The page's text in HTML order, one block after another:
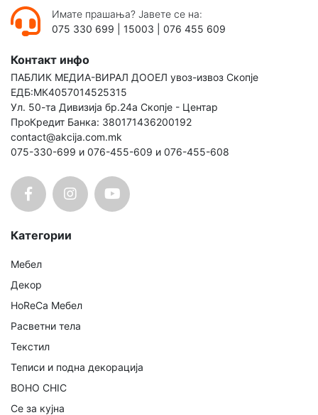
Имате прашања? Јавете се на:
075 330 699
15003 076 455 609
Контакт инфо
ПАБЛИК МЕДИА-ВИРАЛ ДООЕЛ увоз-извоз Скопје
ЕДБ:МК4057014525315
Ул. 50-та Дивизија бр.24а Скопје - Центар
ПроКредит Банка: 380171436200192
contact@akcija.com.mk
075-330-699 и 076-455-609 и 076-455-608
Категории
Мебел
Декор
HoReCa Мебел
Расветни тела
Текстил
Теписи и подна декорација
BOHO CHIC
Се за кујна